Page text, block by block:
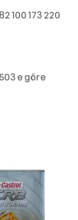
100 173 220
e göre